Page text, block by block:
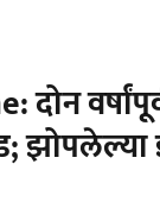
झोपलेल्या